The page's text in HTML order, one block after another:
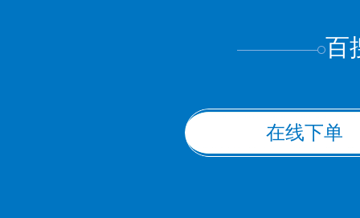
百
在线下单